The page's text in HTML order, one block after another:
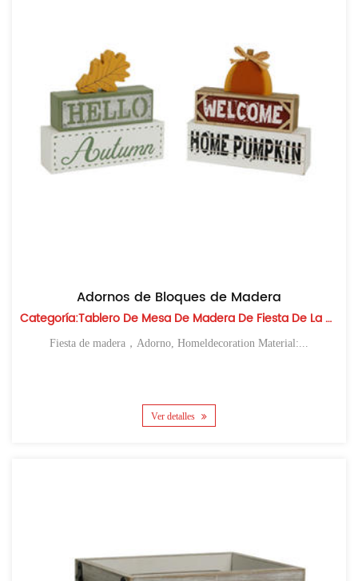
Adornos de Bloques de Madera
Categoría:Tablero De Mesa De Madera De Fiesta De La Cosecha
Fiesta de madera，Adorno, Homeldecoration Material:...
Ver detalles